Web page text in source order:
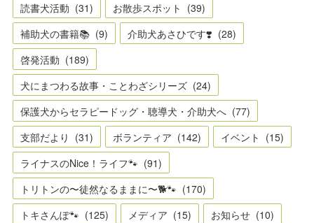
読書犬活動 (31) お散歩スポット (39)
補助犬の書籍📚 (9) 介助犬あさひです❣️ (28)
啓発活動 (189)
犬にまつわる故事・ことわざシリーズ (24)
保護犬からセラピードッグ・聴導犬・介助犬へ (77)
支部だより (31) ボランティア (142) イベント (15)
ライナスのNice！ライフ🐾 (91)
トリトンの〜徒然なるままに〜🐕🐾 (170)
トキさんぽ🐾 (125) メディア (15) お知らせ (10)